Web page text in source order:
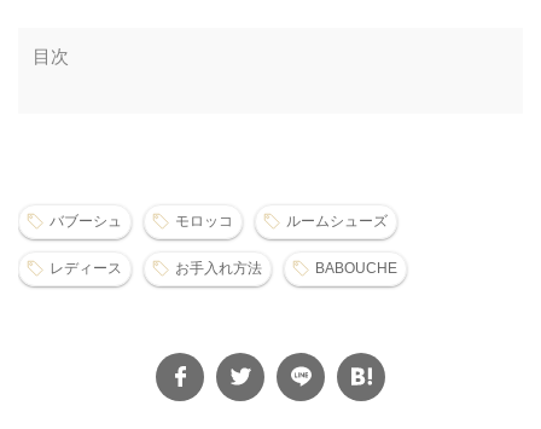
目次
バブーシュ モロッコ ルームシューズ
レディース お手入れ方法 BABOUCHE